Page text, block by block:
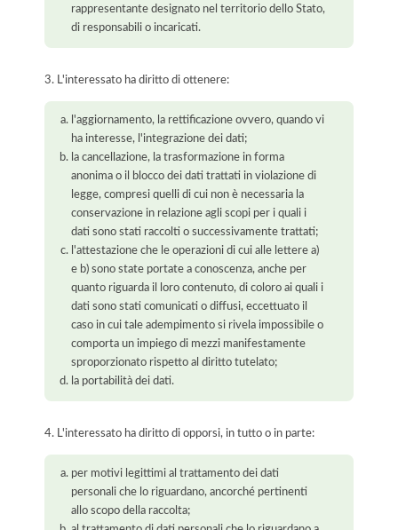
rappresentante designato nel territorio dello Stato,
di responsabili o incaricati.
3. L'interessato ha diritto di ottenere:
l'aggiornamento, la rettificazione ovvero, quando vi
ha interesse, l'integrazione dei dati;
la cancellazione, la trasformazione in forma
anonima o il blocco dei dati trattati in violazione di
legge, compresi quelli di cui non è necessaria la
conservazione in relazione agli scopi per i quali i
dati sono stati raccolti o successivamente trattati;
l'attestazione che le operazioni di cui alle lettere a)
e b) sono state portate a conoscenza, anche per
quanto riguarda il loro contenuto, di coloro ai quali i
dati sono stati comunicati o diffusi, eccettuato il
caso in cui tale adempimento si rivela impossibile o
comporta un impiego di mezzi manifestamente
sproporzionato rispetto al diritto tutelato;
la portabilità dei dati.
4. L'interessato ha diritto di opporsi, in tutto o in parte:
per motivi legittimi al trattamento dei dati
personali che lo riguardano, ancorché pertinenti
allo scopo della raccolta;